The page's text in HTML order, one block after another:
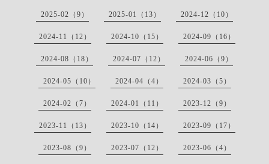
2025-02（9） 2025-01（13） 2024-12（10）
2024-11（12） 2024-10（15） 2024-09（16）
2024-08（18） 2024-07（12） 2024-06（9）
2024-05（10） 2024-04（4） 2024-03（5）
2024-02（7） 2024-01（11） 2023-12（9）
2023-11（13） 2023-10（14） 2023-09（17）
2023-08（9） 2023-07（12） 2023-06（4）